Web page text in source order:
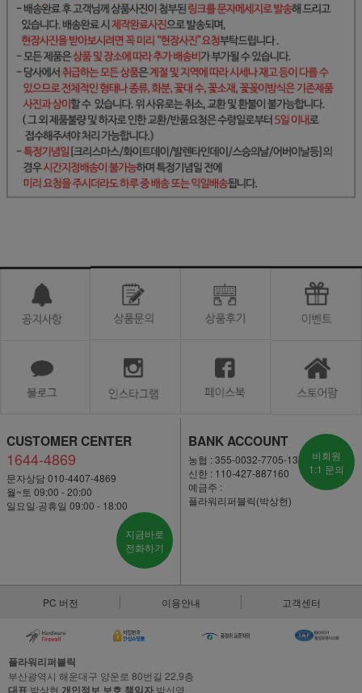
CUSTOMER CENTER
1644-4869
문자상담 010-4407-4869
월~토 09:00 - 20:00
일요일·공휴일 09:00 - 18:00
지금바로
전화하기
BANK ACCOUNT
농협 : 355-0032-7705-13
신한 : 110-427-887160
예금주 :
플라워리퍼블릭(박상현)
비회원
1:1 문의
PC 버전 이용안내 고객센터
플라워리퍼블릭
부산광역시 해운대구 양운로 80번길 22,9층
대표 박상현 개인정보 보호 책임자 박신영